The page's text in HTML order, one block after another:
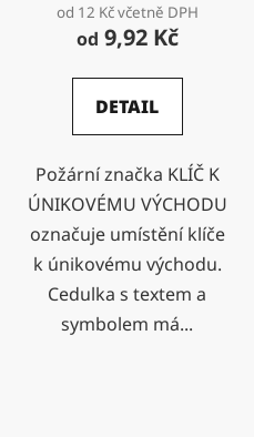
od 12 Kč včetně DPH
od 9,92 Kč
DETAIL
Požární značka KLÍČ K
ÚNIKOVÉMU VÝCHODU
označuje umístění klíče
k únikovému východu.
Cedulka s textem a
symbolem má...